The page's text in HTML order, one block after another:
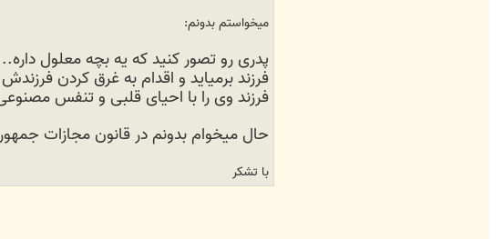
میخواستم بدونم:
پدری رو تصور کنید که یه بچه معلول
فرزند برمیاید و اقدام به غرق کردن
فرزند وی را با احیای قلبی و تنفس
حال میخوام بدونم در قانون مجازات
با تشکر